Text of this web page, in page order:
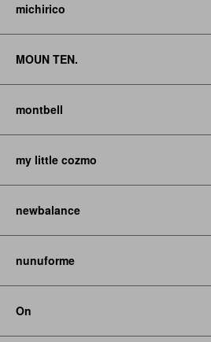
michirico
MOUN TEN.
montbell
my little cozmo
newbalance
nunuforme
On